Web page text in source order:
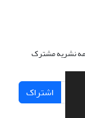
نشریه مشترک
اشتراک